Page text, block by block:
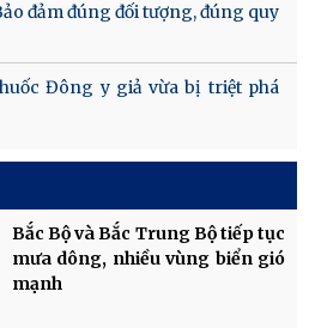
đảm đúng đối tượng, đúng quy
Đông y giả vừa bị triệt phá
Bắc Bộ và Bắc Trung Bộ tiếp tục
mưa dông, nhiều vùng biển gió
mạnh